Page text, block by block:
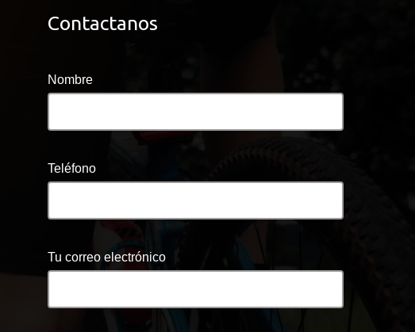
Contactanos
Nombre
Teléfono
Tu correo electrónico